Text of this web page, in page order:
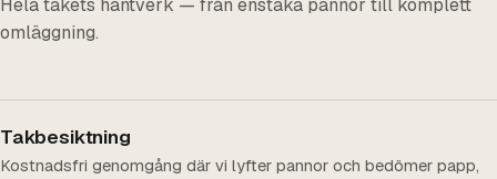
Hela takets hantverk — från enstaka pannor till komplett
omläggning.
Takbesiktning
Kostnadsfri genomgång där vi lyfter pannor och bedömer papp,